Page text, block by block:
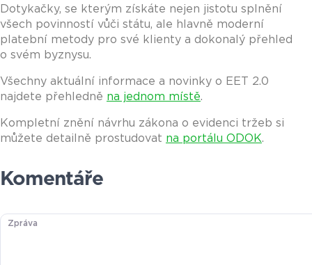
Dotykačky, se kterým získáte nejen jistotu splnění
všech povinností vůči státu, ale hlavně moderní
platební metody pro své klienty a dokonalý přehled
o svém byznysu.
Všechny aktuální informace a novinky o EET 2.0
najdete přehledně na jednom místě.
Kompletní znění návrhu zákona o evidenci tržeb si
můžete detailně prostudovat na portálu ODOK.
Komentáře